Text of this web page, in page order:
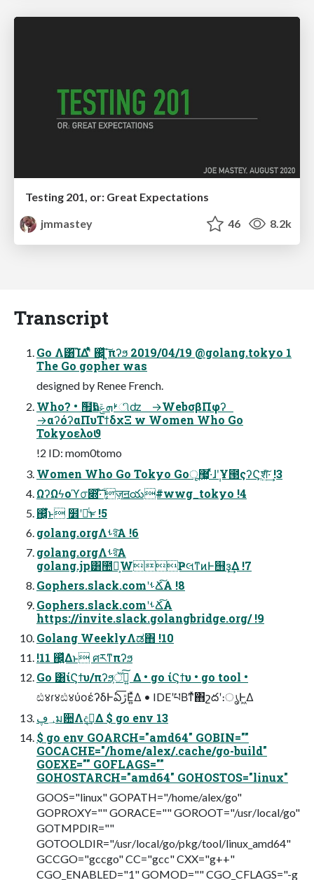
Testing 201, or: Great Expectations
jmmastey
46 8.2k
Transcript
Go Λ͸͡ΊΔʹ͋ͨͬͯ ஌͓͍ͬͯͯ΄͍͠πʔϧ 2019/04/19 @golang.tokyo 1
The Go gopher was
designed by Renee French.
Who? • ެ຿һʢࢁܗݝிʣ →WebσβΠφʔ
→αʔόʔαΠυΤϯδχΞ w Women Who Go
Tokyoελοϑ
!2 ID: mom0tomo
Women Who Go Tokyo Go޷͖͕ू·ͬͯɺ݄ʹҰ౓ςʔϚֶश͍ͯ͠·͢ !3
ΩʔΩϟοϓ൦෍͠·ͨ͠ ٕज़ॻయ#wwg_tokyo !4
஌͓ͬͯ͘ͱ ໾ʹཱͭ͜ͱ !5
golang.orgΛࢀর͠Α͏ !6
golang.orgΛࢀর͠Α͏
golang.jp͸಺༰͕WҎલͳͷͰ஫ҙ͢Δ !7
Gophers.slack.comʹࢀՃ͠Α͏ !8
Gophers.slack.comʹࢀՃ͠Α͏
https://invite.slack.golangbridge.org/ !9
Golang WeeklyΛಡ΋͏ !10
!11 ஌͍ͬͯΔͱ ศརͳπʔϧ
Go ͸ίϚϯυ/πʔϧ͕ॆ࣮ͯ͠ ͍Δ • go ίϚϯυ • go tool •
ඪ४ɾ४ඪ४ύοέʔδͰఏڙ͞Ε͍ͯΔ • IDEʹཔΒͳͯ͘΋շదʹ։ൃͰ͖Δ
؀ڥม਺Λදࣔ͢Δ $ go env 13
$ go env GOARCH="amd64" GOBIN=""
GOCACHE="/home/alex/.cache/go-build"
GOEXE="" GOFLAGS=""
GOHOSTARCH="amd64" GOHOSTOS="linux"
GOOS="linux" GOPATH="/home/alex/go"
GOPROXY="" GORACE="" GOROOT="/usr/local/go"
GOTMPDIR=""
GOTOOLDIR="/usr/local/go/pkg/tool/linux_amd64"
GCCGO="gccgo" CC="gcc" CXX="g++"
CGO_ENABLED="1" GOMOD="" CGO_CFLAGS="-g